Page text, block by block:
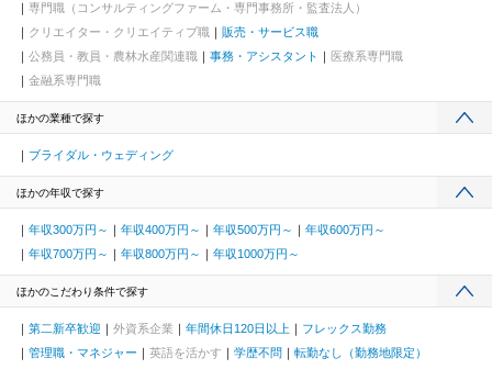
専門職（コンサルティングファーム・専門事務所・監査法人）
クリエイター・クリエイティブ職
販売・サービス職
公務員・教員・農林水産関連職
事務・アシスタント
医療系専門職
金融系専門職
ほかの業種で探す
ブライダル・ウェディング
ほかの年収で探す
年収300万円～ 年収400万円～ 年収500万円～
年収600万円～
年収700万円～
年収800万円～ 年収1000万円～
ほかのこだわり条件で探す
第二新卒歓迎 外資系企業 年間休日120日以上
フレックス勤務
管理職・マネジャー
英語を活かす 学歴不問
転勤なし（勤務地限定）